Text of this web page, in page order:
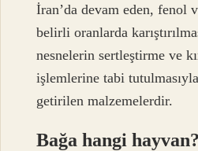
İran’da devam eden, fenol
belirli oranlarda
nesnelerin sertleştirme ve
işlemlerine tabi
getirilen malzemelerdir.
Bağa hangi hayvan?